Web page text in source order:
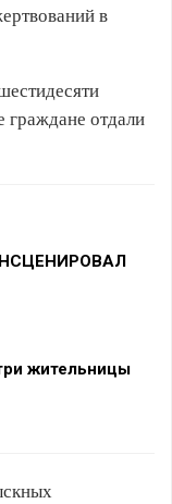
в
граждане отдали
жительницы